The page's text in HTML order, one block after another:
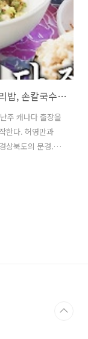
허영만의 백반기행 진세연의 문경 밥상 보리밥, 손칼국수 맛집 위치 및 여행팁
주 캐나다 출장을
한다. 허영만과
상북도의 문경.
주제로 하여
이번 글에서는